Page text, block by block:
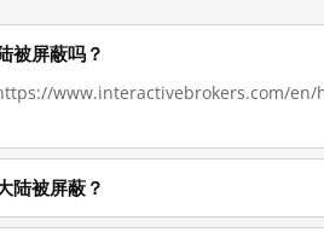
屏蔽吗？
www.interactivebrokers.com/
被屏蔽？